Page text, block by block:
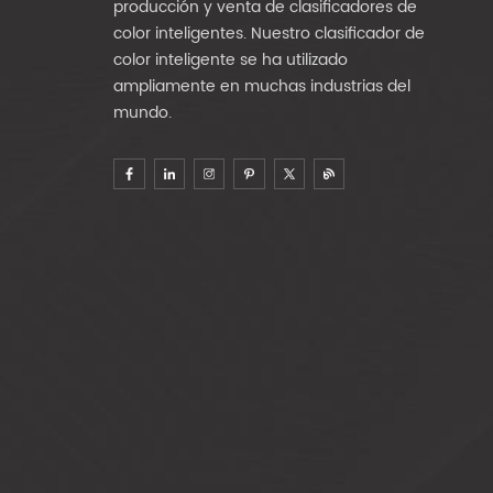
producción y venta de clasificadores de
color inteligentes. Nuestro clasificador de
color inteligente se ha utilizado
ampliamente en muchas industrias del
mundo.